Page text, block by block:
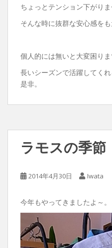
ちょっとテンション下がりま
そんな時に抜群な安心感を
個人的には無いと大変困りま
長いシーズンで活躍してく
是非。
ラモスの季節
2014年4月30日 Iwata
今年もやってきましたよ～。